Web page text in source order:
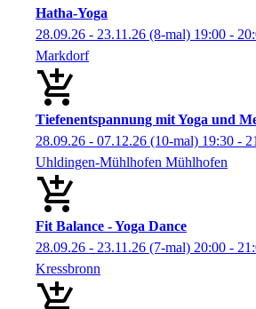
Hatha-Yoga
28.09.26 - 23.11.26 (8-mal) 19:00 -
Markdorf
Tiefenentspannung mit Yoga und
28.09.26 - 07.12.26 (10-mal) 19:30 -
Uhldingen-Mühlhofen Mühlhofen
Fit Balance - Yoga Dance
28.09.26 - 23.11.26 (7-mal) 20:00 -
Kressbronn